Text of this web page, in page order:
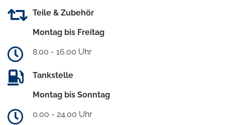
Teile & Zubehör
Montag bis Freitag
8.00 - 16.00 Uhr
Tankstelle
Montag bis Sonntag
0.00 - 24.00 Uhr